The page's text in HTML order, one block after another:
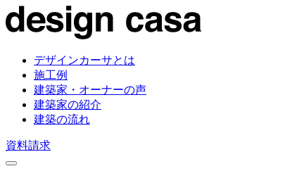
デザインカーサとは
施工例
建築家・オーナーの声
建築家の紹介
建築の流れ
資料請求